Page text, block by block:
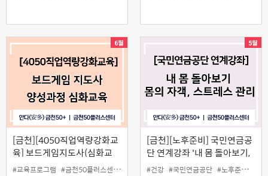
[금천][4050직업역량강화교
육] 보드게임지도사(심화교
육)
#교육프로그램 #금천50플러스센터 #보드게임지도사 #심화교육 #일활동
[금천][노후준비] 국민연금공
단 연계강좌 '내 몸 돌아보기,
내 몸의 자객, 스트레스 관리'
#건강 #국민연금공단 #노후준비